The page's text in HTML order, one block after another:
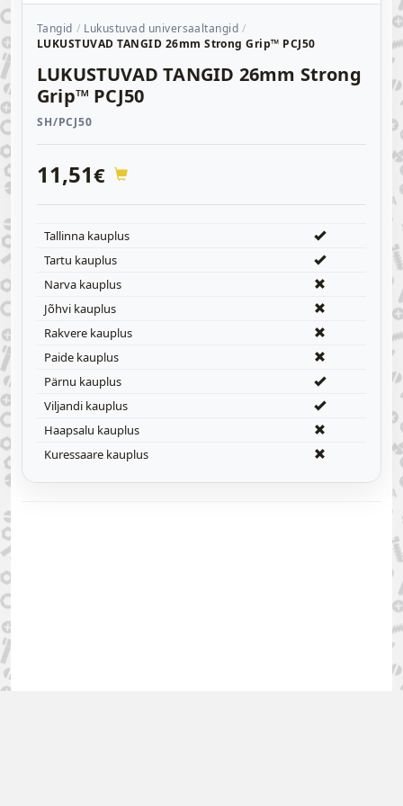
Tangid
Lukustuvad universaaltangid
LUKUSTUVAD TANGID 26mm Strong Grip™ PCJ50
LUKUSTUVAD TANGID 26mm Strong
Grip™ PCJ50
SH/PCJ50
11,51€
Tallinna kauplus
Tartu kauplus
Narva kauplus
Jõhvi kauplus
Rakvere kauplus
Paide kauplus
Pärnu kauplus
Viljandi kauplus
Haapsalu kauplus
Kuressaare kauplus